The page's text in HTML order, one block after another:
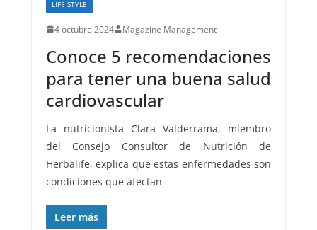
LIFE STYLE
4 octubre 2024 Magazine Management
Conoce 5 recomendaciones
para tener una buena salud
cardiovascular
La nutricionista Clara Valderrama, miembro
del Consejo Consultor de Nutrición de
Herbalife, explica que estas enfermedades son
condiciones que afectan
Leer más